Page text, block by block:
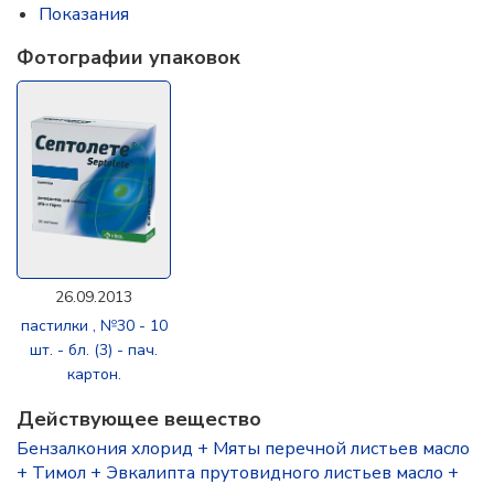
Показания
Фотографии упаковок
26.09.2013
пастилки , №30 - 10
шт. - бл. (3) - пач.
картон.
Действующее вещество
Бензалкония хлорид + Мяты перечной листьев масло
+ Тимол + Эвкалипта прутовидного листьев масло +